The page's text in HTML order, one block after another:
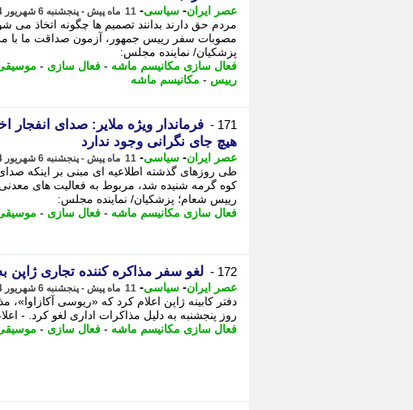
عصر ایران- سیاسی- 11 ماه پیش - پنجشنبه 6 شهریور 1404، 16:25
مردم حق دارند بدانند تصمیم ها چگونه اتخاذ می
مصوبات سفر رییس جمهور، آزمون صداقت ما با
پزشکیان/ نماینده مجلس:
فعال سازی مکانیسم ماشه - فعال سازی -
رییس - مکانیسم ماشه
171 -
فرماندار ویژه ملایر: صدای انفجار
هیچ جای نگرانی وجود ندارد
عصر ایران- سیاسی- 11 ماه پیش - پنجشنبه 6 شهریور 1404، 16:10
طی روزهای گذشته اطلاعیه ای مبنی بر اینکه
کوه گرمه شنیده شد، مربوط به فعالیت های
رییس شعام؛ پزشکیان/ نماینده مجلس:
فعال سازی مکانیسم ماشه - فعال سازی -
172 - لغو سفر مذاکره کننده تجاری ژاپن
عصر ایران- سیاسی- 11 ماه پیش - پنجشنبه 6 شهریور 1404، 16:10
دفتر کابینه ژاپن اعلام کرد که «ریوسی
روز پنجشنبه به دلیل مذاکرات اداری لغو کرد. -
فعال سازی مکانیسم ماشه - فعال سازی -